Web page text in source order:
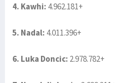
4. Kawhi: 4.962.181+
5. Nadal: 4.011.396+
6. Luka Doncic: 2.978.782+